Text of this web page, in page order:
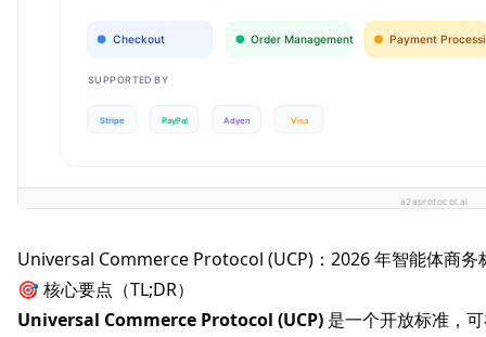
Universal Commerce Protocol (UCP)：2026 年智能体商务
🎯 核心要点（TL;DR）
Universal Commerce Protocol (UCP) 是一个开放标准，